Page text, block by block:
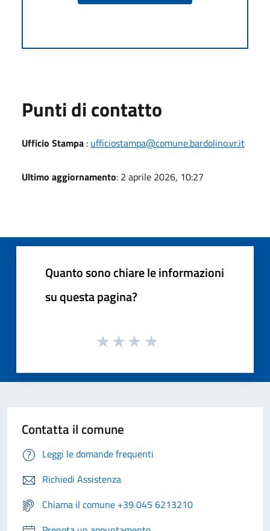
Punti di contatto
Ufficio Stampa : ufficiostampa@comune.bardolino.vr.it
Ultimo aggiornamento: 2 aprile 2026, 10:27
Quanto sono chiare le informazioni
su questa pagina?
Contatta il comune
Leggi le domande frequenti
Richiedi Assistenza
Chiama il comune +39 045 6213210